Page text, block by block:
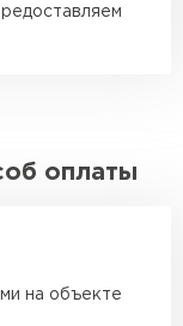
оплаты
на объекте